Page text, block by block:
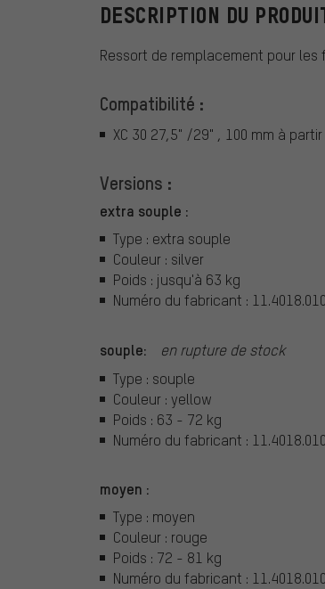
DESCRIPTION DU
Ressort de remplacement pour les
Compatibilité :
XC 30 27,5" /29" , 100 mm à
Versions :
extra souple :
Type : extra souple
Couleur : silver
Poids : jusqu'à 63 kg
Numéro du fabricant :
souple:
en rupture de stock
Type : souple
Couleur : yellow
Poids : 63 - 72 kg
Numéro du fabricant :
moyen :
Type : moyen
Couleur : rouge
Poids : 72 - 81 kg
Numéro du fabricant :